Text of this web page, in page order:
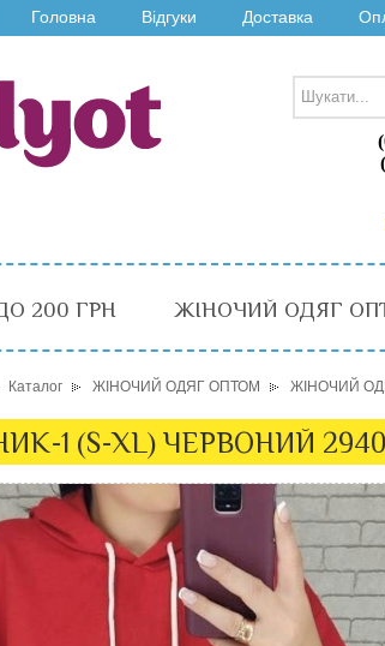
Головна Відгуки Доставка
200 ГРН ЖІНОЧИЙ ОДЯГ
Каталог ЖІНОЧИЙ ОДЯГ ОПТОМ ЖІНОЧИЙ
1 (S-XL) ЧЕРВОНИЙ 2940